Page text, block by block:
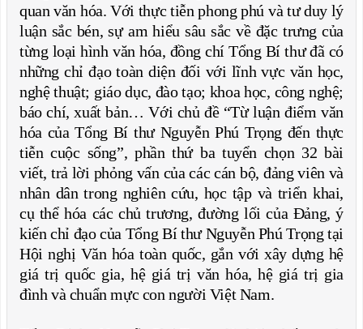
quan văn hóa. Với thực tiễn phong phú và tư duy lý
luận sắc bén, sự am hiểu sâu sắc về đặc trưng của
từng loại hình văn hóa, đồng chí Tổng Bí thư đã có
những chỉ đạo toàn diện đối với lĩnh vực văn học,
nghệ thuật; giáo dục, đào tạo; khoa học, công nghệ;
báo chí, xuất bản… Với chủ đề “Từ luận điểm văn
hóa của Tổng Bí thư Nguyễn Phú Trọng đến thực
tiễn cuộc sống”, phần thứ ba tuyển chọn 32 bài
viết, trả lời phỏng vấn của các cán bộ, đảng viên và
nhân dân trong nghiên cứu, học tập và triển khai,
cụ thể hóa các chủ trương, đường lối của Đảng, ý
kiến chỉ đạo của Tổng Bí thư Nguyễn Phú Trọng tại
Hội nghị Văn hóa toàn quốc, gắn với xây dựng hệ
giá trị quốc gia, hệ giá trị văn hóa, hệ giá trị gia
đình và chuẩn mực con người Việt Nam.